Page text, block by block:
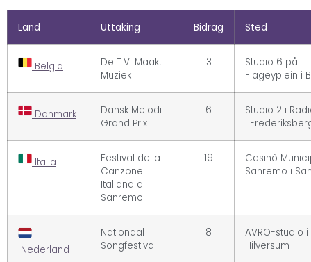
Land Uttaking Bidrag Sted
Belgia
De T.V. Maakt
Muziek
3
Studio 6 på
Flageyplein i
Danmark
Dansk Melodi
Grand Prix
6
Studio 2 i
i
Italia
Festival della
Canzone
Italiana di
Sanremo
19
Casinò
Sanremo i
Nederland
Nationaal
Songfestival
8
AVRO-studio i
Hilversum